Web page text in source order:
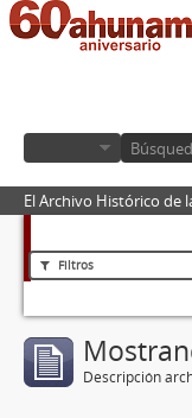
El Archivo Histórico de
Filtros
Descripción